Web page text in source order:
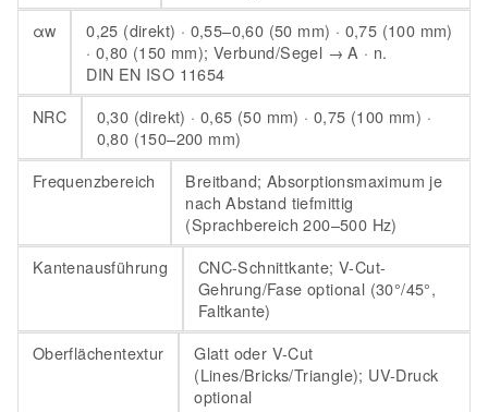
αw
0,25 (direkt) · 0,55–0,60 (50 mm) · 0,75 (100 mm)
· 0,80 (150 mm); Verbund/Segel → A · n.
DIN EN ISO 11654
NRC
0,30 (direkt) · 0,65 (50 mm) · 0,75 (100 mm) ·
0,80 (150–200 mm)
Frequenzbereich
Breitband; Absorptionsmaximum je
nach Abstand tiefmittig
(Sprachbereich 200–500 Hz)
Kantenausführung
CNC-Schnittkante; V-Cut-
Gehrung/Fase optional (30°/45°,
Faltkante)
Oberflächentextur
Glatt oder V-Cut
(Lines/Bricks/Triangle); UV-Druck
optional